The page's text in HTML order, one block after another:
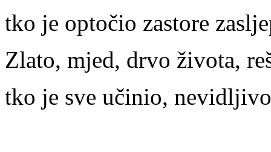
tko je optočio zastore
Zlato, mjed, drvo života,
tko je sve učinio,